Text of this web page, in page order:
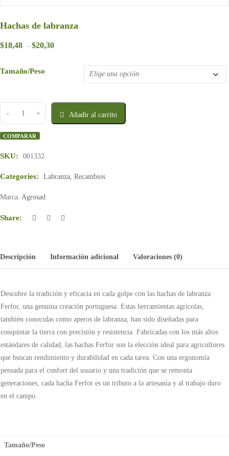
Hachas de labranza
$18,48 - $20,30
Tamaño/Peso
Añadir al carrito
COMPARAR
SKU: 001332
Categories: Labranza, Recambios
Marca: Agrosad
Share:
Descripción Información adicional Valoraciones (0)
Descubre la tradición y eficacia en cada golpe con las hachas de labranza
Ferfor, una genuina creación portuguesa. Estas herramientas agrícolas,
también conocidas como aperos de labranza, han sido diseñadas para
conquistar la tierra con precisión y resistencia. Fabricadas con los más altos
estándares de calidad, las hachas Ferfor son la elección ideal para agricultores
que buscan rendimiento y durabilidad en cada tarea. Con una ergonomía
pensada para el confort del usuario y una tradición que se remonta
generaciones, cada hacha Ferfor es un tributo a la artesanía y al trabajo duro
en el campo.
Tamaño/Peso